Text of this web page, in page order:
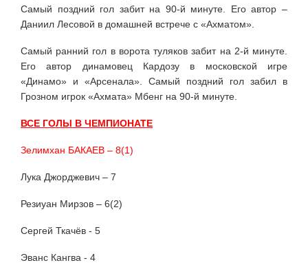
Самый поздний гол забит на 90-й минуте. Его автор –
Даниил Лесовой в домашней встрече с «Ахматом».
Самый ранний гол в ворота туляков забит на 2-й минуте.
Его автор динамовец Кардозу в московской игре
«Динамо» и «Арсенала». Самый поздний гол забил в
Грозном игрок «Ахмата» Мбенг на 90-й минуте.
ВСЕ ГОЛЫ В ЧЕМПИОНАТЕ
Зелимхан БАКАЕВ – 8(1)
Лука Джорджевич – 7
Резиуан Мирзов – 6(2)
Сергей Ткачёв - 5
Эванс Кангва - 4